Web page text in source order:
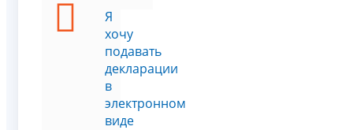
Я
хочу
подавать
декларации
в
электронном
виде